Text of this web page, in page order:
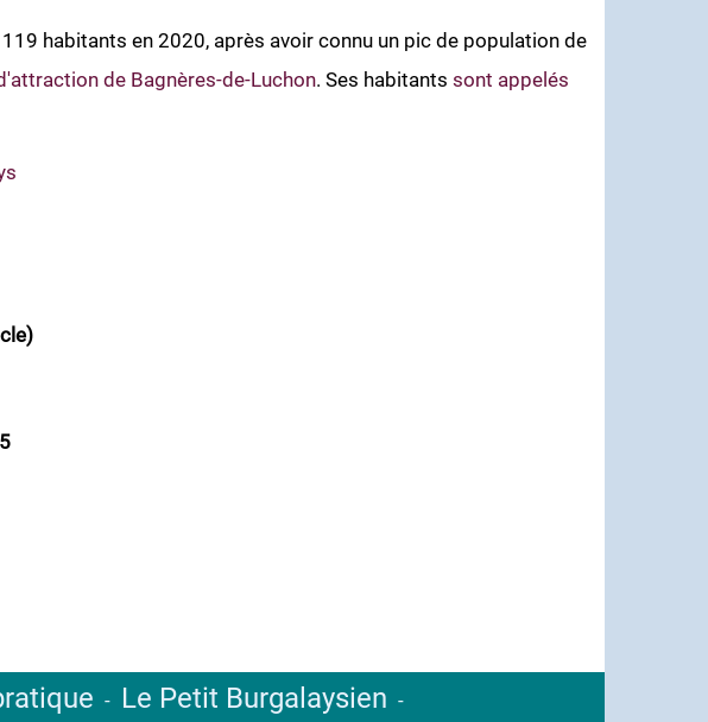
habitants en 2020, après avoir connu un pic de population de
de Bagnères-de-Luchon. Ses habitants sont appelés
- Le Petit Burgalaysien -